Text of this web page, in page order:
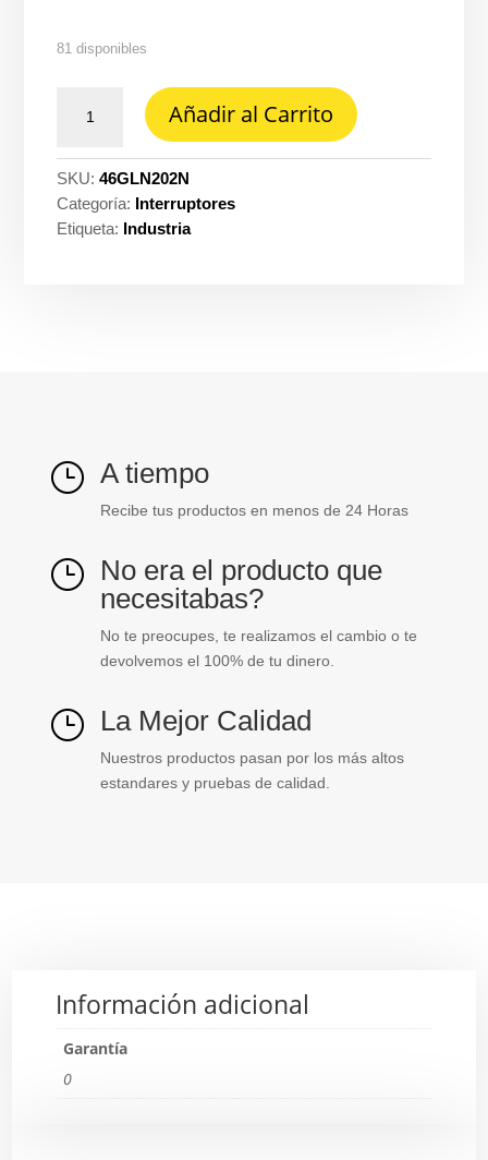
81 disponibles
Galica
doble
negro
mate
Añadir al Carrito
SKU:46GLN202N
Categoría: Interruptores
Etiqueta: Industria
} A tiempo
Recibe tus productos en menos de 24 Horas
} No era el producto que
necesitabas?
No te preocupes, te realizamos el cambio o te
devolvemos el 100% de tu dinero.
} La Mejor Calidad
Nuestros productos pasan por los más altos
estandares y pruebas de calidad.
Información adicional
Garantía
0